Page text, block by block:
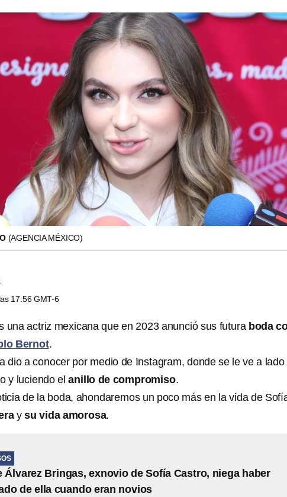
(AGENCIA MÉXICO)
17:56 GMT-6
una actriz mexicana que en 2023 anunció sus futura boda
Bernot.
dio a conocer por medio de Instagram, donde se le ve a lado
y luciendo elanillo de compromiso.
de la boda, ahondaremos un poco más en la vida de
ysu vida amorosa.
Álvarez Bringas, exnovio de Sofía Castro, niega haber
de ella cuando eran novios